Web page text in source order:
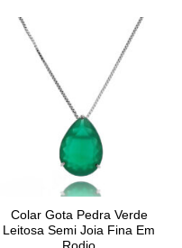
Colar Gota Pedra Verde
Leitosa Semi Joia Fina Em